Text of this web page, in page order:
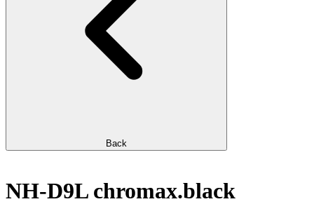
Back
NH-D9L chromax.black